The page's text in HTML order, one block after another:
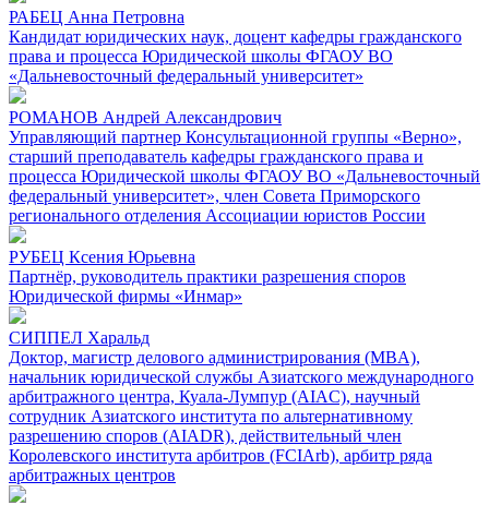
РАБЕЦ Анна Петровна
Кандидат юридических наук, доцент кафедры гражданского
права и процесса Юридической школы ФГАОУ ВО
«Дальневосточный федеральный университет»
РОМАНОВ Андрей Александрович
Управляющий партнер Консультационной группы «Верно»,
старший преподаватель кафедры гражданского права и
процесса Юридической школы ФГАОУ ВО «Дальневосточный
федеральный университет», член Совета Приморского
регионального отделения Ассоциации юристов России
РУБЕЦ Ксения Юрьевна
Партнёр, руководитель практики разрешения споров
Юридической фирмы «Инмар»
СИППЕЛ Харальд
Доктор, магистр делового администрирования (MBA),
начальник юридической службы Азиатского международного
арбитражного центра, Куала-Лумпур (AIAC), научный
сотрудник Азиатского института по альтернативному
разрешению споров (AIADR), действительный член
Королевского института арбитров (FCIArb), арбитр ряда
арбитражных центров